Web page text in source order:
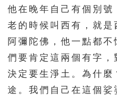
391 392 393
396 397
401 402
406 407 408
他在晚年自己有個別
老的時候叫西有，就
阿彌陀佛，他一點都
們要肯定這兩個有字，
決定要生淨土。為什麼
途。我們自己在這個娑